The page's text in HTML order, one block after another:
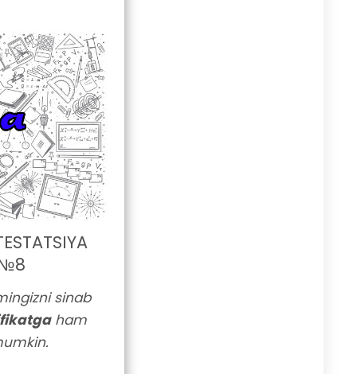
№8
sinab
ham